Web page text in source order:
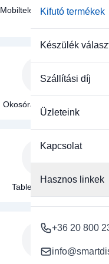
Kifutó termékek
Készülék
Szállítási díj
Üzleteink
Kapcsolat
Hasznos linkek
+36 20 800
Mobiltelefon üvegfólia
Okosóra kiegészítők
Tablet üvegfólia